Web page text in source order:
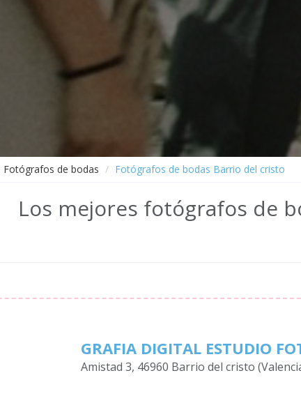
Fotógrafos de bodas Fotógrafos de bodas Barrio del cristo
Los mejores fotógrafos de
GRAFIA DIGITAL ESTUDIO
Amistad 3, 46960 Barrio del cristo